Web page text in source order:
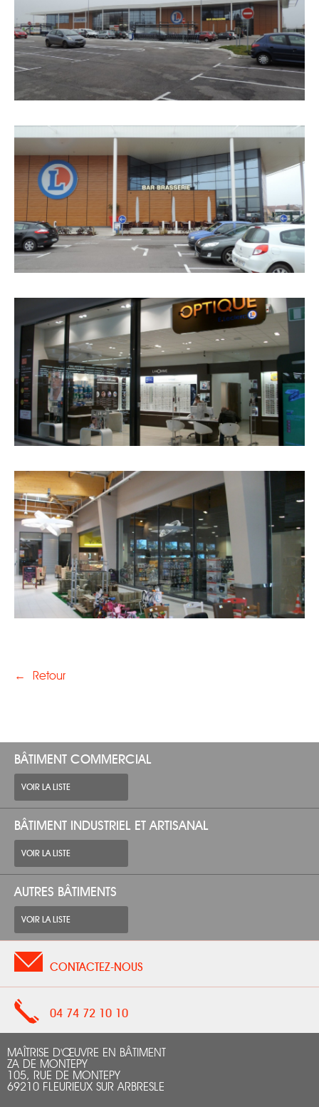
← Retour
BÂTIMENT COMMERCIAL
VOIR LA LISTE
BÂTIMENT INDUSTRIEL ET ARTISANAL
VOIR LA LISTE
AUTRES BÂTIMENTS
VOIR LA LISTE
CONTACTEZ-NOUS
04 74 72 10 10
MAÎTRISE D'ŒUVRE EN BÂTIMENT
ZA DE MONTEPY
105, RUE DE MONTEPY
69210 FLEURIEUX SUR ARBRESLE